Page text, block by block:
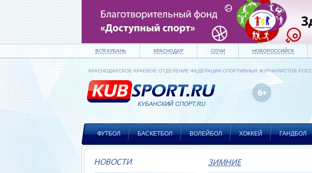
ВСЯ КУБАНЬ КРАСНОДАР СОЧИ НОВОРОССИЙСК
КРАСНОДАРСКОЕ КРАЕВОЕ ОТДЕЛЕНИЕ ФЕДЕРАЦИИ СПОРТИВНЫХ ЖУРНАЛИСТОВ
ФУТБОЛ БАСКЕТБОЛ ВОЛЕЙБОЛ ХОККЕЙ ГАНДБОЛ
НОВОСТИ ЗИМНИЕ